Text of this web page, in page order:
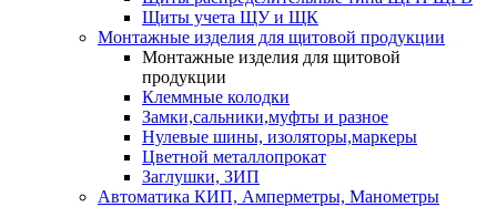
Щиты учета ЩУ и ЩК
Монтажные изделия для щитовой продукции
Монтажные изделия для щитовой
продукции
Клеммные колодки
Замки,сальники,муфты и разное
Нулевые шины, изоляторы,маркеры
Цветной металлопрокат
Заглушки, ЗИП
Автоматика КИП, Амперметры, Манометры